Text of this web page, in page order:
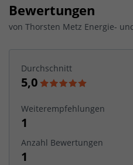
Bewertungen
von Thorsten Metz Energie-
Durchschnitt
5,0
Weiterempfehlungen
1
Anzahl Bewertungen
1